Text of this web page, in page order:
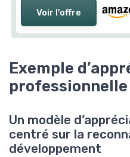
Voir l'offre
Exemple
professionnelle
Un modèle
centré sur la
développement